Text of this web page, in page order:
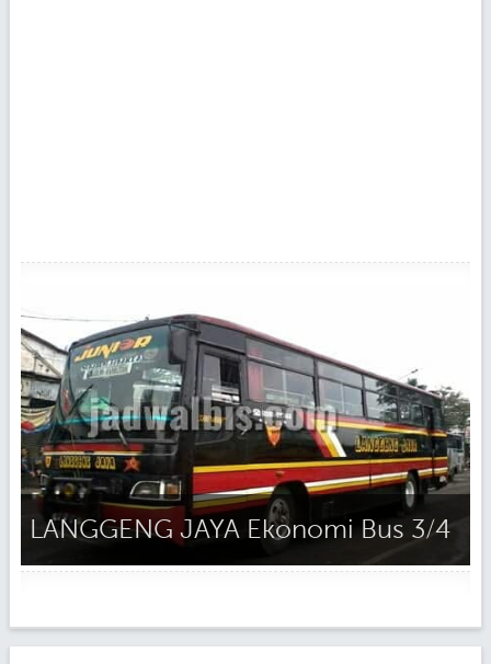
LANGGENG JAYA Ekonomi Bus 3/4